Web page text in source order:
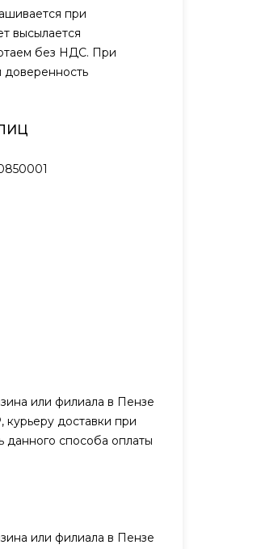
при
высылается
без НДС. При
доверенность
или филиала в Пензе
доставки при
данного способа оплаты
или филиала в Пензе